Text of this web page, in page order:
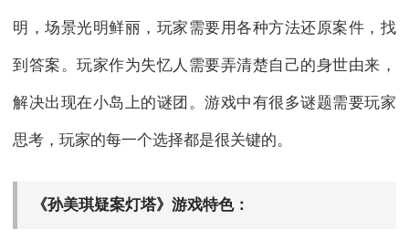
明，场景光明鲜丽，玩家需要用各种方法还原案件，找
到答案。玩家作为失忆人需要弄清楚自己的身世由来，
解决出现在小岛上的谜团。游戏中有很多谜题需要玩家
思考，玩家的每一个选择都是很关键的。
《孙美琪疑案灯塔》游戏特色：